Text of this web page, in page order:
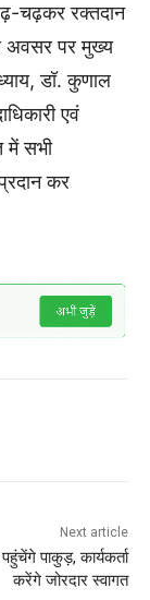
चढ़कर रक्तदान
अवसर पर मुख्य
डॉ. कुणाल
एवं
में सभी
कर
Next article
पाकुड़, कार्यकर्ता
करेंगे जोरदार स्वागत